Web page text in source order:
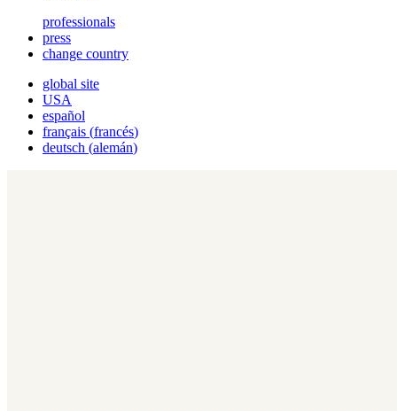
professionals
press
change country
global site
USA
español
français (francés)
deutsch (alemán)